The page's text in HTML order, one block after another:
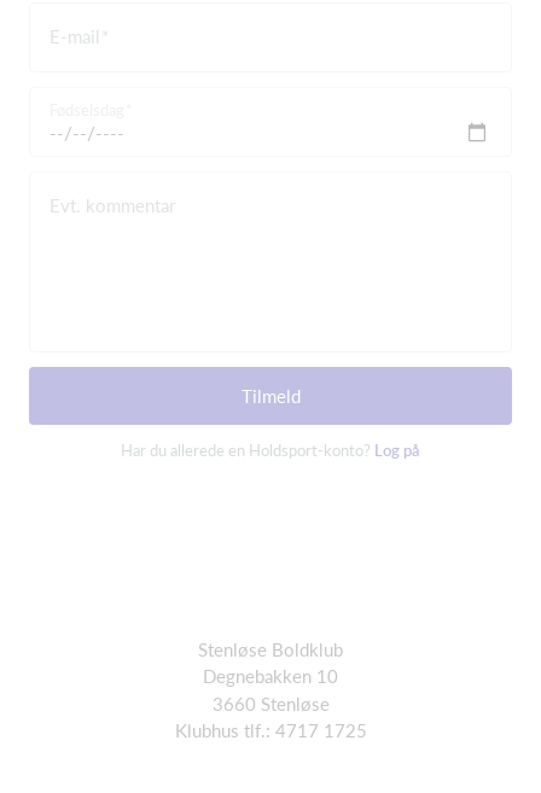
E-mail
Evt. kommentar
Tilmeld
Har du allerede en Holdsport-konto? Log på
Stenløse Boldklub
Degnebakken 10
3660 Stenløse
Klubhus tlf.: 4717 1725